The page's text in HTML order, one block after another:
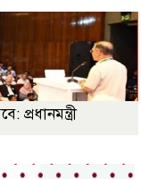
প্রধানমন্ত্রী